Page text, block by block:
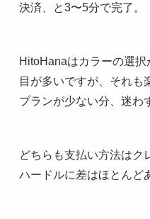
決済、と3〜5分で完了。
HitoHanaはカラーの選
目が多いですが、それも
プランが少ない分、迷わ
どちらも支払い方法はク
ハードルに差はほとんど